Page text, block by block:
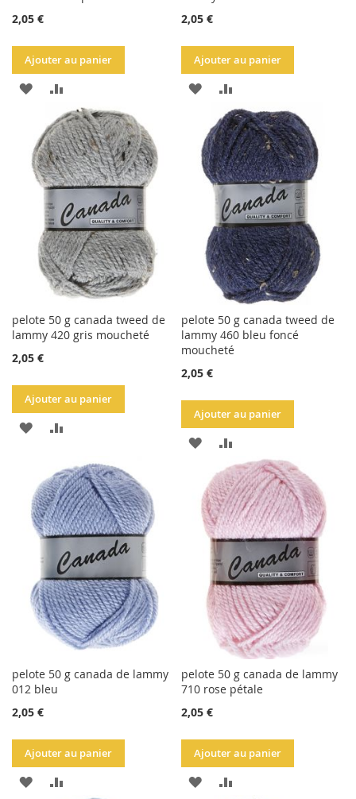
2,05 €
Ajouter au panier
AJOUTER
LA
LISTE
D'ACHATS
AU
COMPARATEUR
2,05 €
Ajouter au panier
AJOUTER
LA
LISTE
D'ACHATS
AU
COMPARATEUR
pelote 50 g canada tweed de
lammy 420 gris moucheté
2,05 €
Ajouter au panier
AJOUTER
LA
LISTE
D'ACHATS
COMPARATEUR
pelote 50 g canada tweed de
lammy 460 bleu foncé
moucheté
2,05 €
Ajouter au panier
AJOUTER
LA
LISTE
D'ACHATS
AU
COMPARATEUR
pelote 50 g canada de lammy
012 bleu
2,05 €
Ajouter au panier
AJOUTER
pelote 50 g canada de lammy
710 rose pétale
2,05 €
Ajouter au panier
AJOUTER